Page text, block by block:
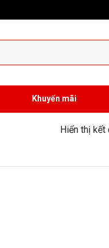
Khuyến mãi
Hiển thị